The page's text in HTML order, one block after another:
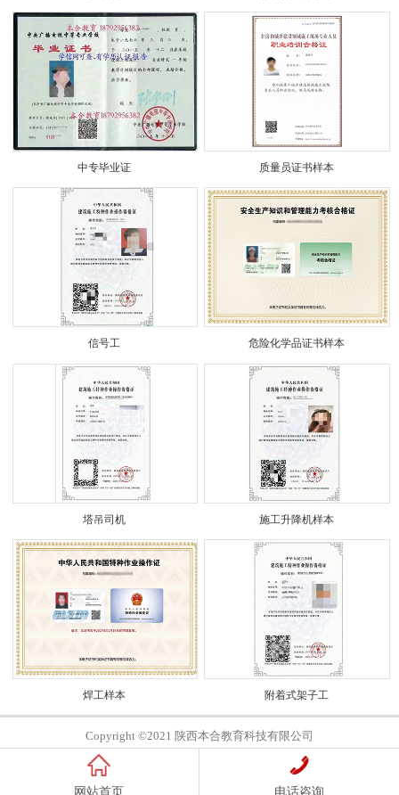
中专毕业证 质量员证书样本
信号工 危险化学品证书样本
塔吊司机 施工升降机样本
焊工样本 附着式架子工
Copyright ©2021 陕西本合教育科技有限公司
网站首页 电话咨询